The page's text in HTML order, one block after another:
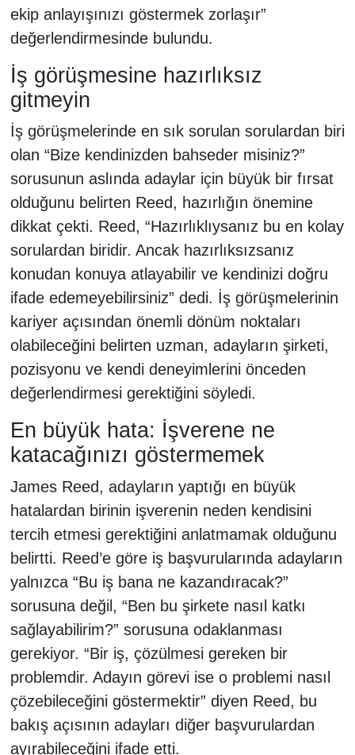
ekip anlayışınızı göstermek zorlaşır”
değerlendirmesinde bulundu.
İş görüşmesine hazırlıksız
gitmeyin
İş görüşmelerinde en sık sorulan sorulardan biri
olan “Bize kendinizden bahseder misiniz?”
sorusunun aslında adaylar için büyük bir fırsat
olduğunu belirten Reed, hazırlığın önemine
dikkat çekti. Reed, “Hazırlıklıysanız bu en kolay
sorulardan biridir. Ancak hazırlıksızsanız
konudan konuya atlayabilir ve kendinizi doğru
ifade edemeyebilirsiniz” dedi. İş görüşmelerinin
kariyer açısından önemli dönüm noktaları
olabileceğini belirten uzman, adayların şirketi,
pozisyonu ve kendi deneyimlerini önceden
değerlendirmesi gerektiğini söyledi.
En büyük hata: İşverene ne
katacağınızı göstermemek
James Reed, adayların yaptığı en büyük
hatalardan birinin işverenin neden kendisini
tercih etmesi gerektiğini anlatmamak olduğunu
belirtti. Reed’e göre iş başvurularında adayların
yalnızca “Bu iş bana ne kazandıracak?”
sorusuna değil, “Ben bu şirkete nasıl katkı
sağlayabilirim?” sorusuna odaklanması
gerekiyor. “Bir iş, çözülmesi gereken bir
problemdir. Adayın görevi ise o problemi nasıl
çözebileceğini göstermektir” diyen Reed, bu
bakış açısının adayları diğer başvurulardan
ayırabileceğini ifade etti.